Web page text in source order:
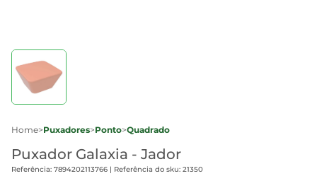
Home>Puxadores>Ponto>Quadrado
Puxador Galaxia - Jador
Referência: 7894202113766 | Referência do sku: 21350